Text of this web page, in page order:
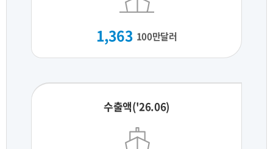
1,363 100만달러
수출액('26.06)